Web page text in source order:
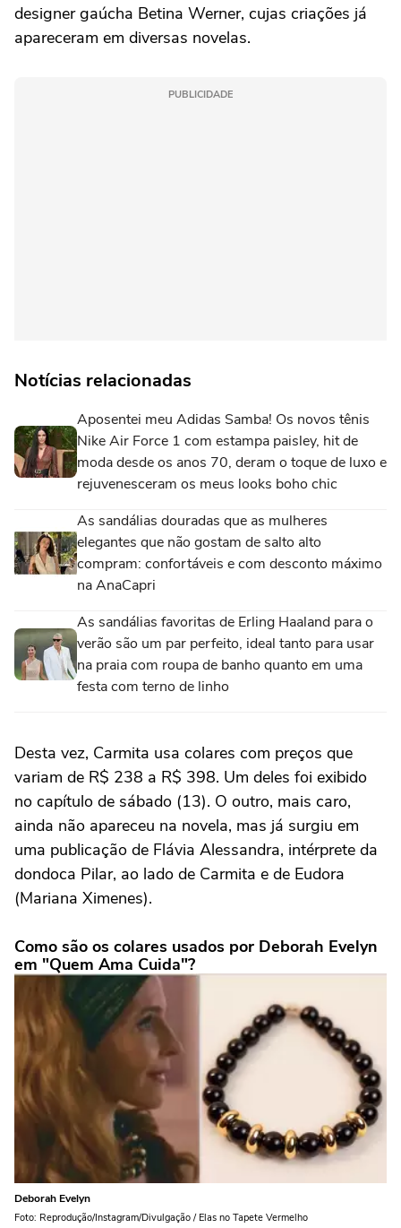
designer gaúcha Betina Werner, cujas criações já
apareceram em diversas novelas.
PUBLICIDADE
Notícias relacionadas
Aposentei meu Adidas Samba! Os novos tênis
Nike Air Force 1 com estampa paisley, hit de
moda desde os anos 70, deram o toque de luxo e
rejuvenesceram os meus looks boho chic
As sandálias douradas que as mulheres
elegantes que não gostam de salto alto
compram: confortáveis e com desconto máximo
na AnaCapri
As sandálias favoritas de Erling Haaland para o
verão são um par perfeito, ideal tanto para usar
na praia com roupa de banho quanto em uma
festa com terno de linho
Desta vez, Carmita usa colares com preços que
variam de R$ 238 a R$ 398. Um deles foi exibido
no capítulo de sábado (13). O outro, mais caro,
ainda não apareceu na novela, mas já surgiu em
uma publicação de Flávia Alessandra, intérprete da
dondoca Pilar, ao lado de Carmita e de Eudora
(Mariana Ximenes).
Como são os colares usados por Deborah Evelyn
em "Quem Ama Cuida"?
Deborah Evelyn
Foto: Reprodução/Instagram/Divulgação / Elas no Tapete Vermelho